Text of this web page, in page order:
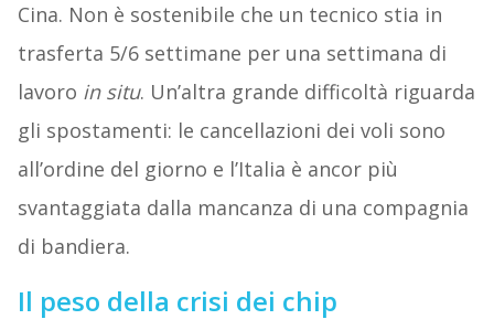
Cina. Non è sostenibile che un tecnico stia in
trasferta 5/6 settimane per una settimana di
lavoro in situ. Un’altra grande difficoltà riguarda
gli spostamenti: le cancellazioni dei voli sono
all’ordine del giorno e l’Italia è ancor più
svantaggiata dalla mancanza di una compagnia
di bandiera.
Il peso della crisi dei chip